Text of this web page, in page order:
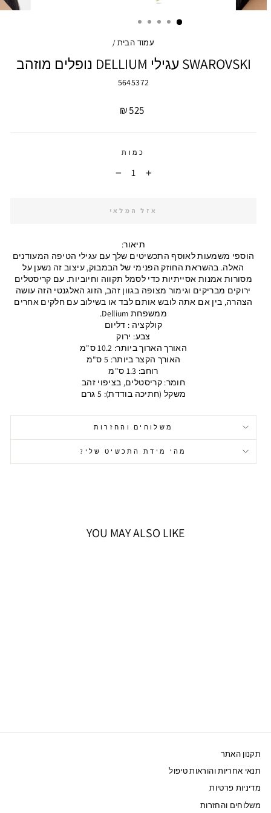
עמוד הבית /
SWAROVSKI עגילי DELLIUM נופלים מוזהב
5645372
מחיר
525 ₪
כמות
+
אזל המלאי
תיאור:
הוספי משמעות לאוסף התכשיטים שלך עם עגילי הטיפה המעודנים
האלה. בהשראת החוזק הפנימי של הבמבוק, עיצוב זה נשען על
מסורות אמנות אסייתיות כדי לסמל תקווה וחיוביות. עם קריסטלים
ירוקים מבריקים וגימור מצופה בגוון זהב, הזוג האלגנטי הזה עושה
הצהרה, בין אם אתה לובש אותם לבד או בשילוב עם חלקים אחרים
ממשפחת Dellium.
קולקציה : דליום
צבע: ירוק
האורך הארוך ביותר: 10.2 ס"מ
האורך הקצר ביותר: 5 ס"מ
רוחב: 1.3 ס"מ
חומר: קריסטלים, בציפוי זהב
משקל (חתיכה בודדת): 5 גרם
משלוחים והחזרות
מהי מידת התכשיט שלי?
YOU MAY ALSO LIKE
תקנון האתר
תנאי אחריות והוראות טיפול
מדיניות פרטיות
משלוחים והחזרות